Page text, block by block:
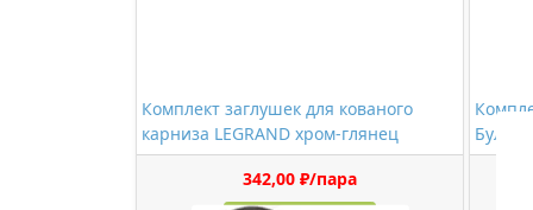
Комплект заглушек для кованого
карниза LEGRAND хром-глянец
342,00 ₽/пара